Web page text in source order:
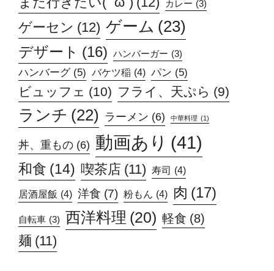
カレー (3)
ゲーセン (12) ゲーム (23)
デザート (16) ハンバーガー (3)
ハンバーグ (5) バケツ稲 (4) パン (5)
ビュッフェ (10) フライ、天ぷら (9)
ランチ (22) ラーメン (6) 中華料理 (1)
丼、重もの (6) 動画あり (41)
和食 (14) 喫茶店 (11) 寿司 (4)
居酒屋飯 (4) 洋食 (7) 粉もん (4) 肉 (17)
自転車 (3) 西洋料理 (20) 軽食 (8)
麺 (11)